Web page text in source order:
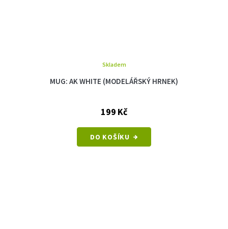
MUG: AK WHITE (MODELÁŘSKÝ HRNEK)
Skladem
199 Kč
DO KOŠÍKU